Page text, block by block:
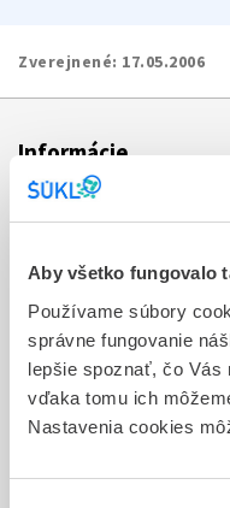
Aby všetko fungovalo
Používame súbory
správne fungovanie
lepšie spoznať, čo Vás
vďaka tomu ich
Nastavenia cookies
Zverejnené: 17.05.2006
Informácie
Aktuality
Dotazník spokojnosti
Sťažnosti a petície
Poskytovanie informácií
Ochrana osobných údajov